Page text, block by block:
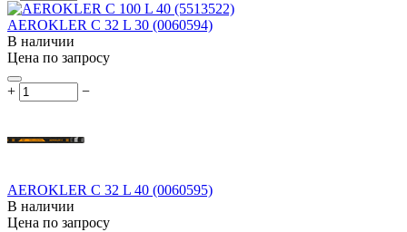
AEROKLER C 32 L 30 (0060594)
В наличии
Цена по запросу
+ −
AEROKLER C 32 L 40 (0060595)
В наличии
Цена по запросу